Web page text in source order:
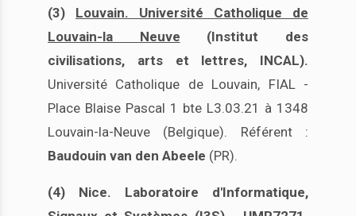
(3) Louvain. Université Catholique de
Louvain-la Neuve (Institut des
civilisations, arts et lettres, INCAL).
Université Catholique de Louvain, FIAL -
Place Blaise Pascal 1 bte L3.03.21 à 1348
Louvain-la-Neuve (Belgique). Référent :
Baudouin van den Abeele (PR).
(4) Nice. Laboratoire d'Informatique,